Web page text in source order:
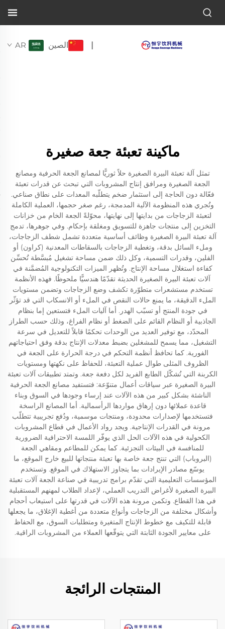
| الصين AR
ماكينة تعبئة جعة صغيرة
تمثل آلة تعبئة البيرة الصغيرة حلاً ثوريًّا لمصانع الجعة الحرفية ومصانع
الجعة الصغيرة ومرافق إنتاج المشروبات التي تبحث عن قدرات تعبئة
فعّالة دون الحاجة إلى استثمار ضخم يتطلّبه المعدات على نطاق صناعي.
وتُجري هذه المنظومة الآلية المدمجة، رغم صغر حجمها، العملية الكاملة
لتعبئة الزجاجات من بدايتها إلى نهايتها، محوّلةً الجعة الخام من خزانات
التخزين إلى منتجات جاهزة للتسويق ومغلقة بإحكام. وفي جوهرها، تدمج
آلة تعبئة البيرة الصغيرة وظائف أساسية متعددة تشمل شطف الزجاجات،
وملء السائل بدقة، وتغطية الزجاجات بالسقاطات المعدنية (كراون) أو
الفلين، وقدرات التسمية، وكل ذلك ضمن مساحة تشغيل مُبسَّطة تُحسِّن
كفاءة استغلال مساحة الإنتاج. وتُظهر الميزات التكنولوجية المُضمَّنة في
آلات تعبئة البيرة الصغيرة الحديثة تقدّمًا هندسيًّا ملحوظًا. فهذه الأنظمة
تستخدم مستشعرات متطوّرة تكشف وضع الزجاجات وتضمن مستويات
الملء الدقيقة، ما يمنع حالات النقص في الملء أو الانسكاب التي قد تؤثّر
في جودة المنتج أو تسبّب الهدر. أما آليات الملء فتستعين إما بنظام
الجاذبية أو النظام القائم على الضغط أو نظام الفراغ، وذلك حسب الطراز
المحدّد، مع توفير العديد من الوحدات تحكمًا قابلاً للتعديل في سرعة
التشغيل، مما يسمح للمشغلين بضبط معدلات الإنتاج بدقة وفق احتياجاتهم
الفورية. كما تحافظ أنظمة التحكم في درجة الحرارة على الجعة في
الظروف المثلى طوال عملية التعبئة، للحفاظ على نكهتها ومستويات
الكربنة التي تُشكّل الطابع الفريد لكل دفعة جعة. وتمتد تطبيقات آلات تعبئة
البيرة الصغيرة عبر سياقات أعمال متنوّعة: فتستفيد مصانع الجعة الحرفية
الناشئة بشكل كبير من هذه الآلات عند إرساء وجودها في السوق وبناء
قاعدة عملائها دون إرهاق مواردها الرأسمالية. أما المصانع الراسخة
فتستخدمها لإصدارات محدودة، ومنتجات موسمية، ودُفع تجريبية تتطلّب
مرونة في القدرات الإنتاجية. ويجد رواد الأعمال في قطاع المشروبات
الكحولية في هذه الآلات الحل الذي يوفّر اللمسة الاحترافية الضرورية
للمنافسة في البيئات التجزئية. كما يمكن للمطاعم ومقاهي الجعة
(البروباب) التي تنتج جعة خاصة بها تعبئة منتجاتها للبيع خارج الموقع، ما
يوسّع مصادر الإيرادات بما يتجاوز الاستهلاك في الموقع. وتستخدم
المؤسسات التعليمية التي تقدّم برامج تدريبية في صناعة الجعة آلات تعبئة
البيرة الصغيرة لأغراض التدريب العملي، لإعداد الطلاب لمهنهم المستقبلية
في هذا القطاع. وتكمن مرونة هذه الآلات في قدرتها على استيعاب أحجام
وأشكال مختلفة من الزجاجات وأنواع متعددة من أغطية الإغلاق، ما يجعلها
قابلة للتكيف مع خطوط الإنتاج المتغيرة ومتطلبات السوق، مع الحفاظ
على معايير الجودة الثابتة التي يتوقّعها العملاء من المشروبات الراقية.
المنتجات الرائجة